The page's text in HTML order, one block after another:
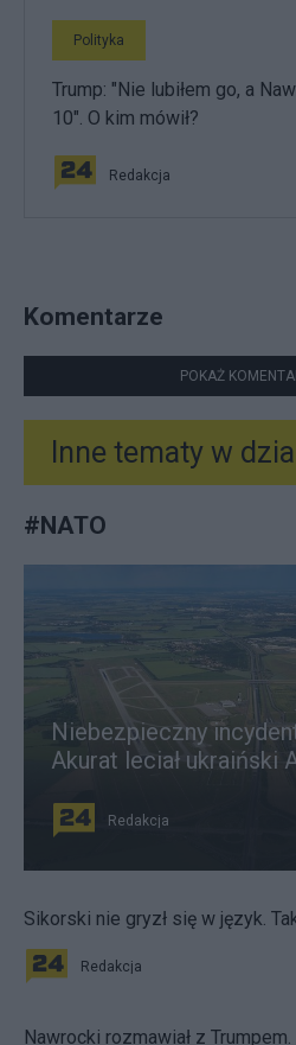
Polityka
Trump: "Nie lubiłem go, a
10". O kim mówił?
Redakcja
Komentarze
POKAŻ
Inne tematy w
#NATO
Niebezpieczny
Akurat leciał ukraiński
Redakcja
Sikorski nie gryzł się w język.
Redakcja
Nawrocki rozmawiał z